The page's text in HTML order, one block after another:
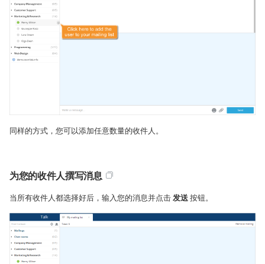
同样的方式，您可以添加任意数量的收件人。
为您的收件人撰写消息
当所有收件人都选择好后，输入您的消息并点击 发送按钮。